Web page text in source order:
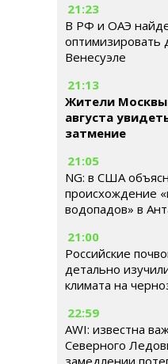
21:23
В РФ и ОАЭ
оптимизировать
Венесуэле
21:13
Жители Москвы
августа
затмение
21:05
NG: в США
происхождение
водопадов» в
21:00
Российские
детально
климата на
22:59
AWI: известна
Северного
замедлении